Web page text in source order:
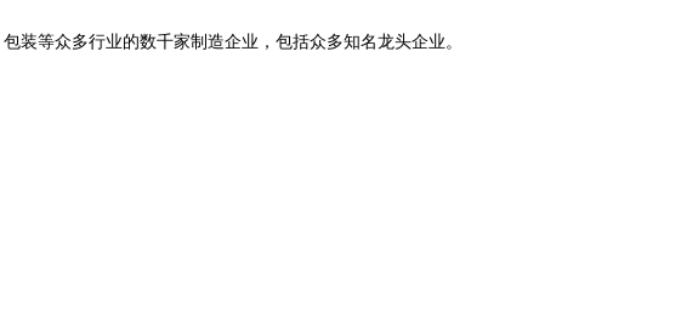
装等众多行业的数千家制造企业，包括众多知名龙头企业。